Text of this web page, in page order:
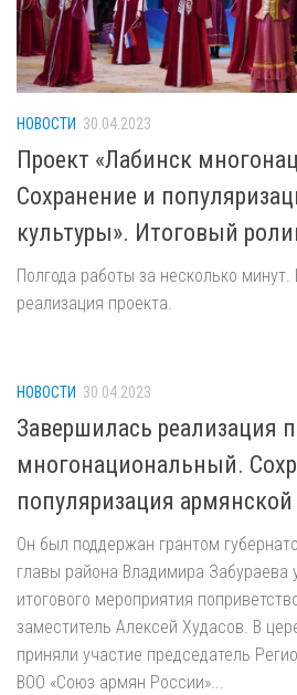
НОВОСТИ 30.04.2023
Проект «Лабинск
Сохранение и
культуры». Итоговый
Полгода работы за несколько
реализация проекта.
НОВОСТИ 30.04.2023
Завершилась реализация
многонациональный.
популяризация армянской
Он был поддержан грантом
главы района Владимира Забураева
итогового мероприятия
заместитель Алексей Худасов. В
приняли участие председатель
ВОО «Союз армян России»...